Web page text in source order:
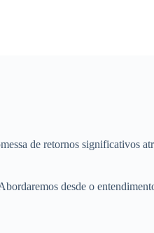
de retornos significativos
desde o